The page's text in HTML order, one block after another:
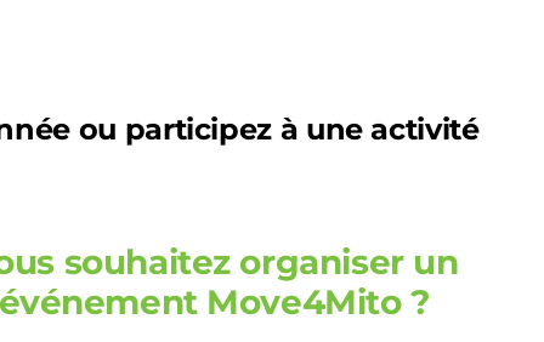
ou participez à une activité
souhaitez organiser un
Move4Mito ?